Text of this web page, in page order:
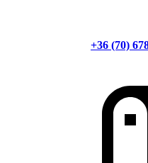
+36 (70)